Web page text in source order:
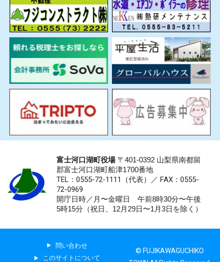
富士河口湖町役場〒401-0392 山梨県南都留
郡富士河口湖町船津1700番地
TEL：0555-72-1111 （代表）／ FAX：0555-
72-0969
開庁日時／月〜金曜日 午前8時30分〜午後
5時15分（祝日、12月29日〜1月3日を除く）
問い合わせ
このサイトについて
© FUJIKAWAGUCHIKO